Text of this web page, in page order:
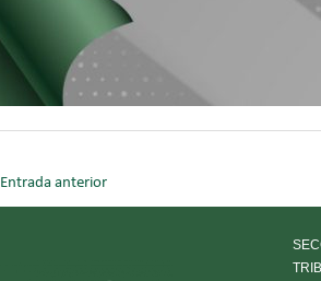
Entrada anterior